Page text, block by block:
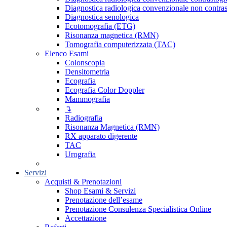
Diagnostica radiologica convenzionale non
Diagnostica senologica
Ecotomografia (ETG)
Risonanza magnetica (RMN)
Tomografia computerizzata (TAC)
Elenco Esami
Colonscopia
Densitometria
Ecografia
Ecografia Color Doppler
Mammografia
↴
Radiografia
Risonanza Magnetica (RMN)
RX apparato digerente
TAC
Urografia
Servizi
Acquisti & Prenotazioni
Shop Esami & Servizi
Prenotazione dell’esame
Prenotazione Consulenza Specialistica Online
Accettazione